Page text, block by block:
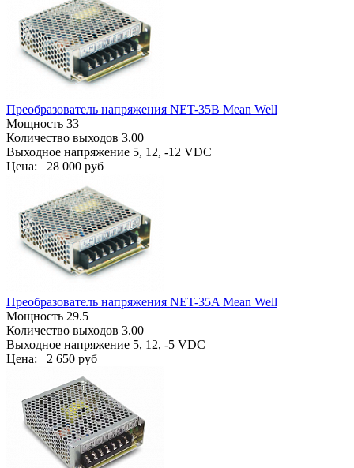
Преобразователь напряжения NET-35B Mean Well
Мощность 33
Количество выходов 3.00
Выходное напряжение 5, 12, -12 VDC
Цена: 28 000 руб
Преобразователь напряжения NET-35A Mean Well
Мощность 29.5
Количество выходов 3.00
Выходное напряжение 5, 12, -5 VDC
Цена: 2 650 руб